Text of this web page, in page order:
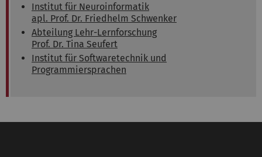
Institut für Neuroinformatik
apl. Prof. Dr. Friedhelm Schwenker
Abteilung Lehr-Lernforschung
Prof. Dr. Tina Seufert
Institut für Softwaretechnik und
Programmiersprachen